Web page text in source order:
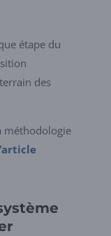
étape du
des
méthodologie